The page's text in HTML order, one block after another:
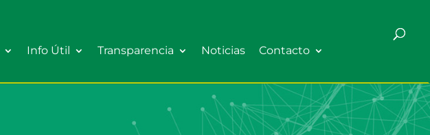
Info Útil Transparencia Noticias Contacto